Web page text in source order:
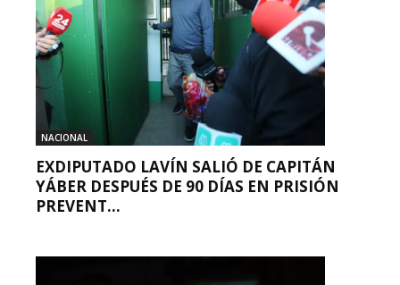
NACIONAL
EXDIPUTADO LAVÍN SALIÓ DE CAPITÁN
YÁBER DESPUÉS DE 90 DÍAS EN PRISIÓN
PREVENT...